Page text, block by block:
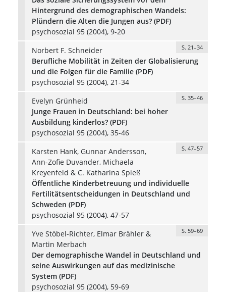
Hintergrund des demographischen Wandels:
Plündern die Alten die Jungen aus? (PDF)
psychosozial 95 (2004), 9-20
Norbert F. Schneider
S. 21–34
Berufliche Mobilität in Zeiten der Globalisierung
und die Folgen für die Familie (PDF)
psychosozial 95 (2004), 21-34
Evelyn Grünheid
S. 35–46
Junge Frauen in Deutschland: bei hoher
Ausbildung kinderlos? (PDF)
psychosozial 95 (2004), 35-46
Karsten Hank, Gunnar Andersson,
Ann-Zofie Duvander, Michaela
Kreyenfeld & C. Katharina Spieß
S. 47–57
Öffentliche Kinderbetreuung und individuelle
Fertilitätsentscheidungen in Deutschland und
Schweden (PDF)
psychosozial 95 (2004), 47-57
Yve Stöbel-Richter, Elmar Brähler &
Martin Merbach
S. 59–69
Der demographische Wandel in Deutschland und
seine Auswirkungen auf das medizinische
System (PDF)
psychosozial 95 (2004), 59-69